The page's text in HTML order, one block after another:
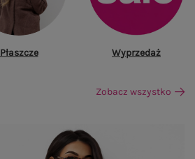
Płaszcze Wyprzedaż
Zobacz wszystko